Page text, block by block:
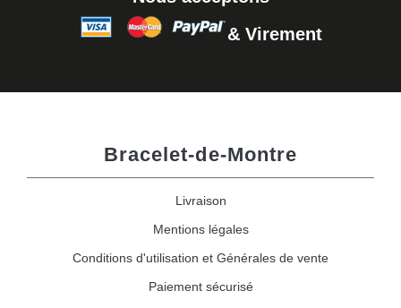
& Virement
Bracelet-de-Montre
Livraison
Mentions légales
Conditions d'utilisation et Générales de vente
Paiement sécurisé